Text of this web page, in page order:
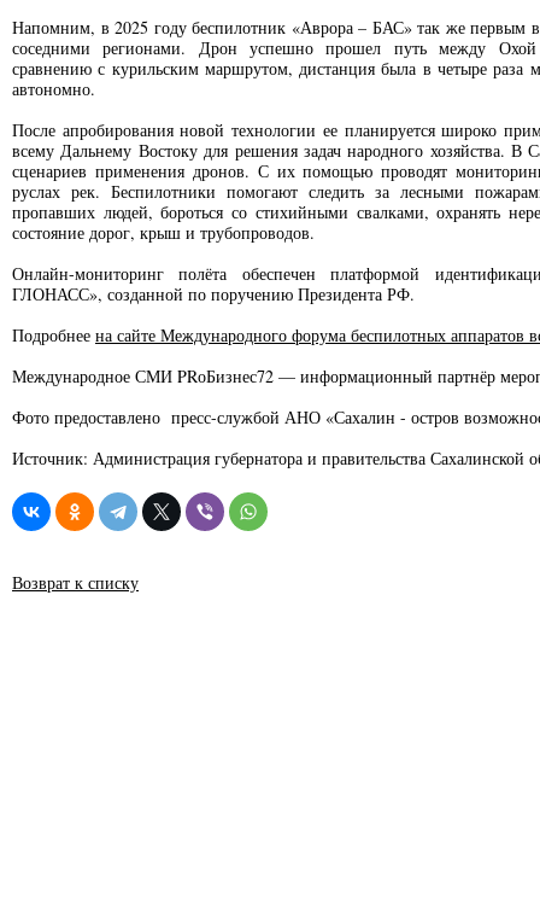
Напомним, в 2025 году беспилотник «Аврора – БАС» так же первым
соседними регионами. Дрон успешно прошел путь между
сравнению с курильским маршрутом, дистанция была в четыре раза
автономно.
После апробирования новой технологии ее планируется широко
всему Дальнему Востоку для решения задач народного хозяйства. В
сценариев применения дронов. С их помощью проводят
руслах рек. Беспилотники помогают следить за лесными
пропавших людей, бороться со стихийными свалками, охранять
состояние дорог, крыш и трубопроводов.
Онлайн-мониторинг полёта обеспечен платформой
ГЛОНАСС», созданной по поручению Президента РФ.
Подробнее на сайте Международного форума беспилотных аппаратов
Международное СМИ PRоБизнес72 — информационный партнёр
Фото предоставлено пресс-службой АНО «Сахалин - остров
Источник: Администрация губернатора и правительства Сахалинской
Возврат к списку